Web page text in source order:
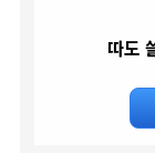
따도